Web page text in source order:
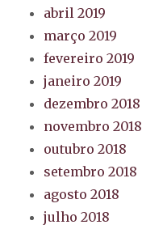
abril 2019
março 2019
fevereiro 2019
janeiro 2019
dezembro 2018
novembro 2018
outubro 2018
setembro 2018
agosto 2018
julho 2018